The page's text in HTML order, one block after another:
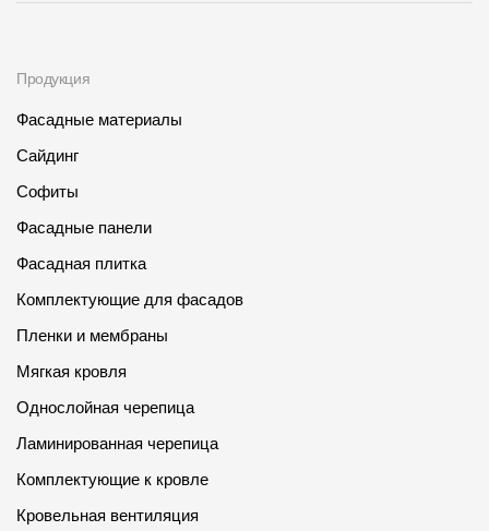
Продукция
Фасадные материалы
Сайдинг
Софиты
Фасадные панели
Фасадная плитка
Комплектующие для фасадов
Пленки и мембраны
Мягкая кровля
Однослойная черепица
Ламинированная черепица
Комплектующие к кровле
Кровельная вентиляция